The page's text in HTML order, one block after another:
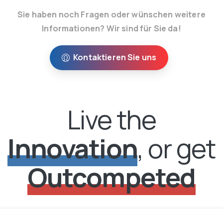
Sie haben noch Fragen oder wünschen weitere
Informationen? Wir sind für Sie da!
Kontaktieren Sie uns
Live the
Innovation, or get
Outcompeted